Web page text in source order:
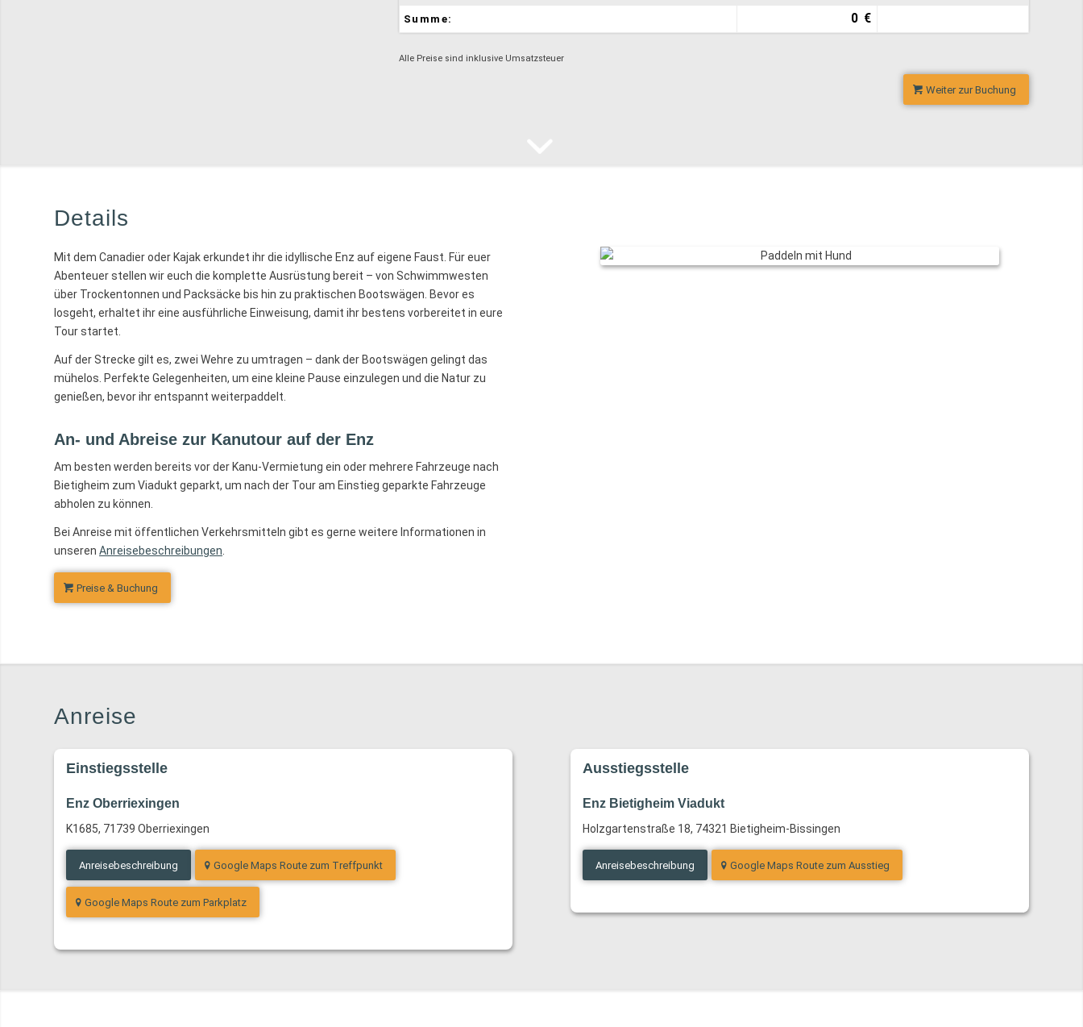
Summe: 0 €
Alle Preise sind inklusive Umsatzsteuer
Weiter zur Buchung
Details
Mit dem Canadier oder Kajak erkundet ihr die idyllische Enz auf eigene Faust. Für euer
Abenteuer stellen wir euch die komplette Ausrüstung bereit – von Schwimmwesten
über Trockentonnen und Packsäcke bis hin zu praktischen Bootswägen. Bevor es
losgeht, erhaltet ihr eine ausführliche Einweisung, damit ihr bestens vorbereitet in eure
Tour startet.
Auf der Strecke gilt es, zwei Wehre zu umtragen – dank der Bootswägen gelingt das
mühelos. Perfekte Gelegenheiten, um eine kleine Pause einzulegen und die Natur zu
genießen, bevor ihr entspannt weiterpaddelt.
An- und Abreise zur Kanutour auf der Enz
Am besten werden bereits vor der Kanu-Vermietung ein oder mehrere Fahrzeuge nach
Bietigheim zum Viadukt geparkt, um nach der Tour am Einstieg geparkte Fahrzeuge
abholen zu können.
Bei Anreise mit öffentlichen Verkehrsmitteln gibt es gerne weitere Informationen in
unseren Anreisebeschreibungen
Preise & Buchung
Anreise
Einstiegsstelle
Enz Oberriexingen
K1685, 71739 Oberriexingen
Anreisebeschreibung Google Maps Route zum Treffpunkt
Google Maps Route zum Parkplatz
Ausstiegsstelle
Enz Bietigheim Viadukt
Holzgartenstraße 18, 74321 Bietigheim-Bissingen
Anreisebeschreibung Google Maps Route zum Ausstieg